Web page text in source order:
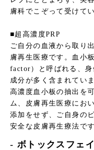
膚科でこぞって受けて
■超高濃度PRP
ご自分の血液から取り
膚再生医療です。血小
factor）と呼ばれる、
成分が多く含まれてい
高濃度血小板の抽出を
ム、皮膚再生医療にお
添加をせず、ご自身の
安全な皮膚再生療法です
- ボトックスフェ